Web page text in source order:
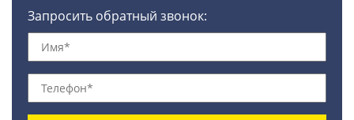
Запросить обратный звонок: